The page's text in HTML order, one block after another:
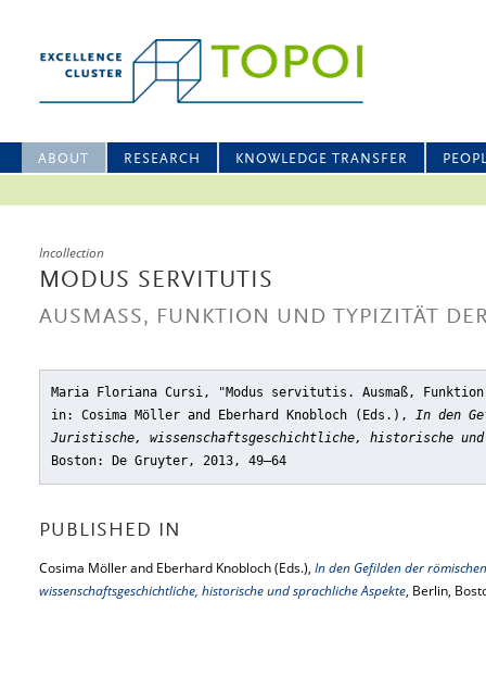
ABOUT RESEARCH KNOWLEDGE TRANSFER
Incollection
MODUS SERVITUTIS
AUSMASS, FUNKTION UND TYPIZITÄT DER
Maria Floriana Cursi, "Modus servitutis. Ausmaß,
in: Cosima Möller and Eberhard Knobloch (Eds.), In den
Juristische, wissenschaftsgeschichtliche, historische und
Boston: De Gruyter, 2013, 49–64
PUBLISHED IN
Cosima Möller and Eberhard Knobloch (Eds.), In den Gefilden der
wissenschaftsgeschichtliche, historische und sprachliche Aspekte, Berlin,